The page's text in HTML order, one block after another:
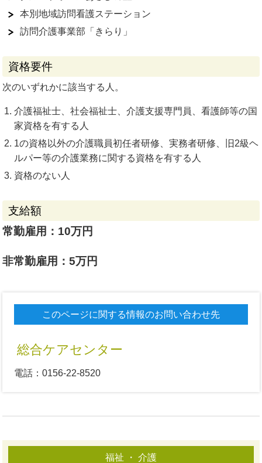
本別地域訪問看護ステーション
訪問介護事業部「きらり」
資格要件
次のいずれかに該当する人。
介護福祉士、社会福祉士、介護支援専門員、看護師等の国
家資格を有する人
1の資格以外の介護職員初任者研修、実務者研修、旧2級ヘ
ルパー等の介護業務に関する資格を有する人
資格のない人
支給額
常勤雇用：10万円
非常勤雇用：5万円
このページに関する情報のお問い合わせ先
総合ケアセンター
電話：0156-22-8520
福祉 ・ 介護